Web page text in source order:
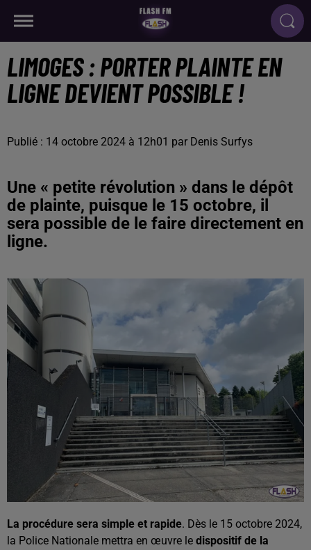
LIMOGES : PORTER PLAINTE EN
LIGNE DEVIENT POSSIBLE !
Publié : 14 octobre 2024 à 12h01 par Denis Surfys
Une « petite révolution » dans le dépôt
de plainte, puisque le 15 octobre, il
sera possible de le faire directement en
ligne.
La procédure sera simple et rapide. Dès le 15 octobre 2024,
la Police Nationale mettra en œuvre le dispositif de la